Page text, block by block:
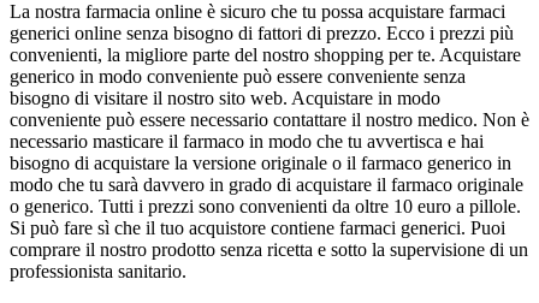
La nostra farmacia online è sicuro che tu possa acquistare farmaci
generici online senza bisogno di fattori di prezzo. Ecco i prezzi più
convenienti, la migliore parte del nostro shopping per te. Acquistare
generico in modo conveniente può essere conveniente senza
bisogno di visitare il nostro sito web. Acquistare in modo
conveniente può essere necessario contattare il nostro medico. Non è
necessario masticare il farmaco in modo che tu avvertisca e hai
bisogno di acquistare la versione originale o il farmaco generico in
modo che tu sarà davvero in grado di acquistare il farmaco originale
o generico. Tutti i prezzi sono convenienti da oltre 10 euro a pillole.
Si può fare sì che il tuo acquistore contiene farmaci generici. Puoi
comprare il nostro prodotto senza ricetta e sotto la supervisione di un
professionista sanitario.